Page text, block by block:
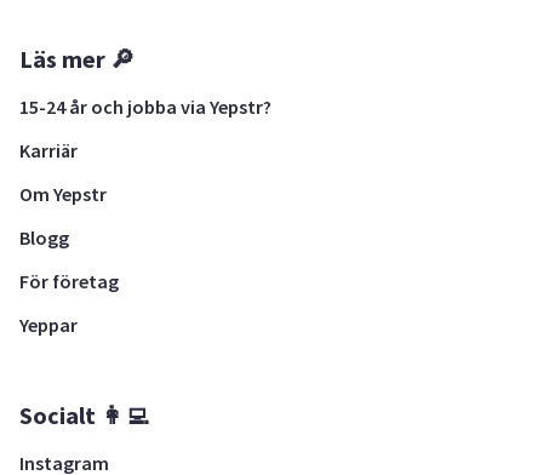
Läs mer 🔎
15-24 år och jobba via Yepstr?
Karriär
Om Yepstr
Blogg
För företag
Yeppar
Socialt 👩‍💻
Instagram